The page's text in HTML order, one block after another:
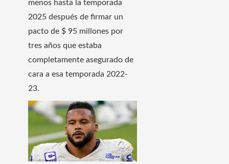
menos hasta la temporada
2025 después de firmar un
pacto de $ 95 millones por
tres años que estaba
completamente asegurado de
cara a esa temporada 2022-
23.